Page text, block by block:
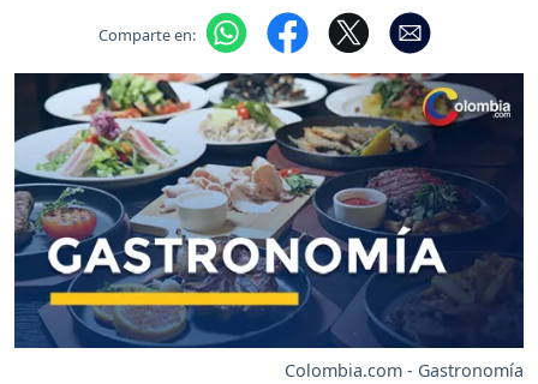
Comparte en:
Colombia.com - Gastronomía